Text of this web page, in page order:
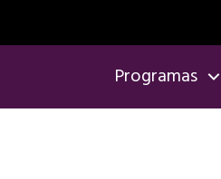
Programas